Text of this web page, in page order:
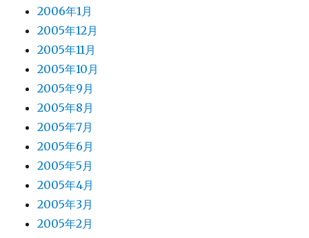
2006年1月
2005年12月
2005年11月
2005年10月
2005年9月
2005年8月
2005年7月
2005年6月
2005年5月
2005年4月
2005年3月
2005年2月